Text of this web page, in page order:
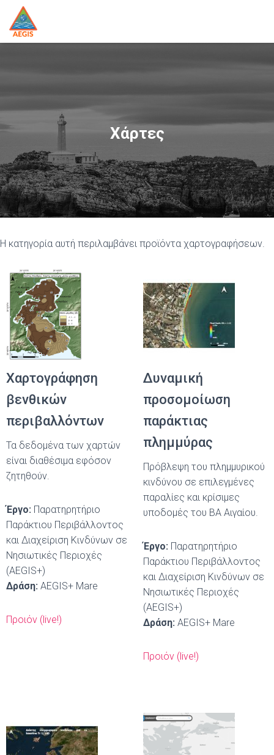
Χάρτες
Η κατηγορία αυτή περιλαμβάνει προϊόντα χαρτογραφήσεων.
Χαρτογράφηση
βενθικών
περιβαλλόντων
Τα δεδομένα των χαρτών
είναι διαθέσιμα εφόσον
ζητηθούν.
Έργο: Παρατηρητήριο
Παράκτιου Περιβάλλοντος
και Διαχείριση Κινδύνων σε
Νησιωτικές Περιοχές
(AEGIS+)
Δράση: AEGIS+ Mare
Προιόν (live!)
Δυναμική
προσομοίωση
παράκτιας
πλημμύρας
Πρόβλεψη του πλημμυρικού
κινδύνου σε επιλεγμένες
παραλίες και κρίσιμες
υποδομές του ΒΑ Αιγαίου.
Έργο: Παρατηρητήριο
Παράκτιου Περιβάλλοντος
και Διαχείριση Κινδύνων σε
Νησιωτικές Περιοχές
(AEGIS+)
Δράση: AEGIS+ Mare
Προιόν (live!)